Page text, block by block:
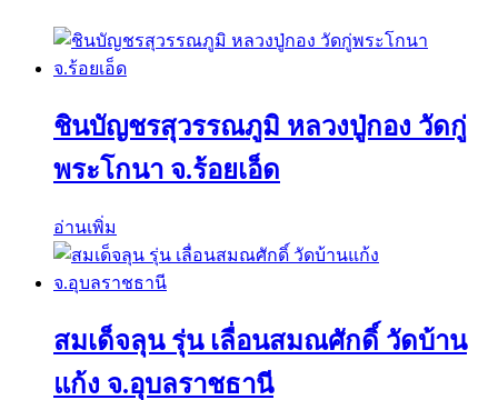
ชินบัญชรสุวรรณภูมิ หลวงปู่กอง วัดกู่
พระโกนา จ.ร้อยเอ็ด
อ่านเพิ่ม
สมเด็จลุน รุ่น เลื่อนสมณศักดิ์ วัดบ้าน
แก้ง จ.อุบลราชธานี